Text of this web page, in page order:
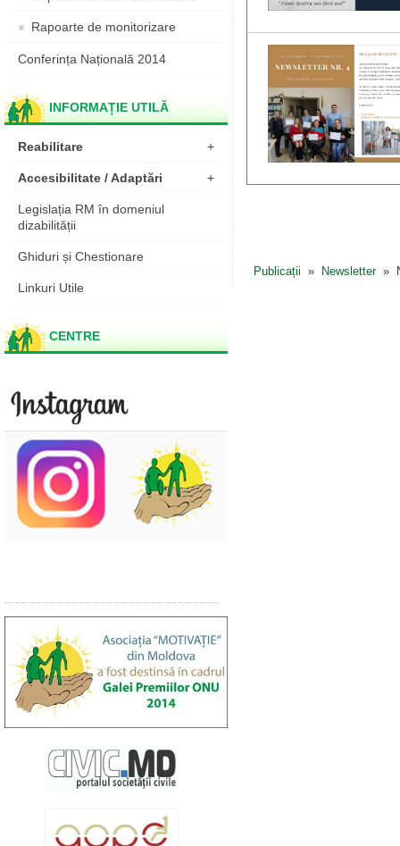
Rapoarte de monitorizare
Conferința Națională 2014
INFORMAȚIE UTILĂ
Reabilitare +
Accesibilitate / Adaptări +
Legislația RM în domeniul
dizabilității
Ghiduri și Chestionare
Linkuri Utile
CENTRE
Publicații » Newsletter»